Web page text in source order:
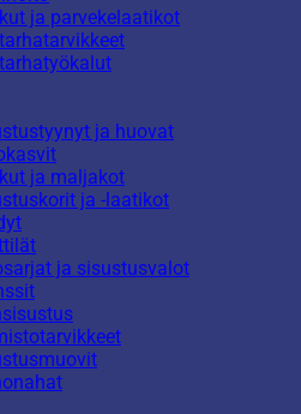
ja parvekelaatikot
ja huovat
ja maljakot
ja -laatikot
ja sisustusvalot